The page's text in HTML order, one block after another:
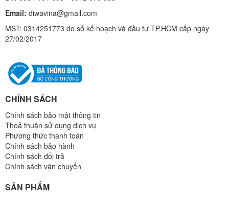
Email: diwavina@gmail.com
MST: 0314251773 do sở kế hoạch và đầu tư TP.HCM cấp ngày
27/02/2017
CHÍNH SÁCH
Chính sách bảo mật thông tin
Thoả thuận sử dụng dịch vụ
Phương thức thanh toán
Chính sách bảo hành
Chính sách đổi trả
Chính sách vận chuyển
SẢN PHẨM